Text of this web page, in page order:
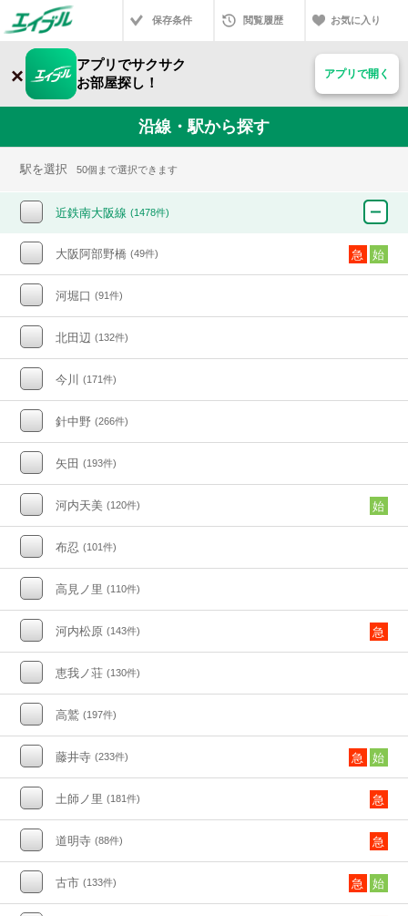
保存条件 閲覧履歴 お気に入り
×
アプリでサクサク
お部屋探し！
アプリで開く
沿線・駅から探す
駅を選択 50個まで選択できます
近鉄南大阪線 (1478件)
大阪阿部野橋 (49件) 急 始
河堀口 (91件)
北田辺 (132件)
今川 (171件)
針中野 (266件)
矢田 (193件)
河内天美 (120件) 始
布忍 (101件)
高見ノ里 (110件)
河内松原 (143件) 急
恵我ノ荘 (130件)
高鷲 (197件)
藤井寺 (233件) 急 始
土師ノ里 (181件) 急
道明寺 (88件) 急
古市 (133件) 急 始